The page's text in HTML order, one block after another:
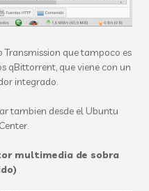
que tampoco es
qBittorrent, que viene con un
integrado.
tambien desde el Ubuntu
multimedia de sobra